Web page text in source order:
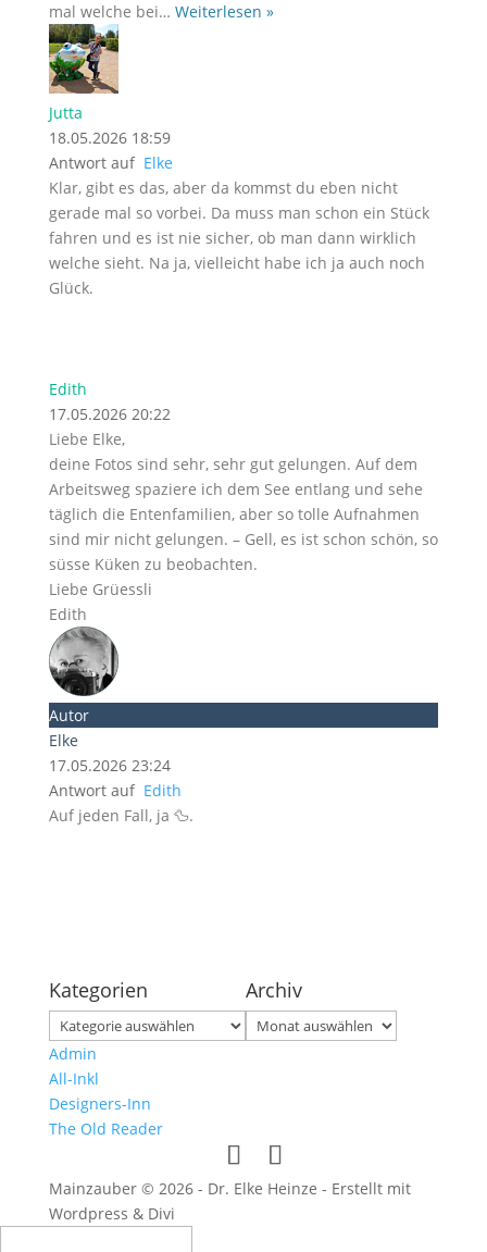
mal welche bei… Weiterlesen »
Jutta
18.05.2026 18:59
Antwort auf Elke
Klar, gibt es das, aber da kommst du eben nicht
gerade mal so vorbei. Da muss man schon ein Stück
fahren und es ist nie sicher, ob man dann wirklich
welche sieht. Na ja, vielleicht habe ich ja auch noch
Glück.
Edith
17.05.2026 20:22
Liebe Elke,
deine Fotos sind sehr, sehr gut gelungen. Auf dem
Arbeitsweg spaziere ich dem See entlang und sehe
täglich die Entenfamilien, aber so tolle Aufnahmen
sind mir nicht gelungen. – Gell, es ist schon schön, so
süsse Küken zu beobachten.
Liebe Grüessli
Edith
Autor
Elke
17.05.2026 23:24
Antwort auf Edith
Auf jeden Fall, ja 🦆.
Kategorien
Kategorien
Archiv
Archiv
Admin
All-Inkl
Designers-Inn
The Old Reader
Mainzauber © 2026 - Dr. Elke Heinze - Erstellt mit
Wordpress & Divi